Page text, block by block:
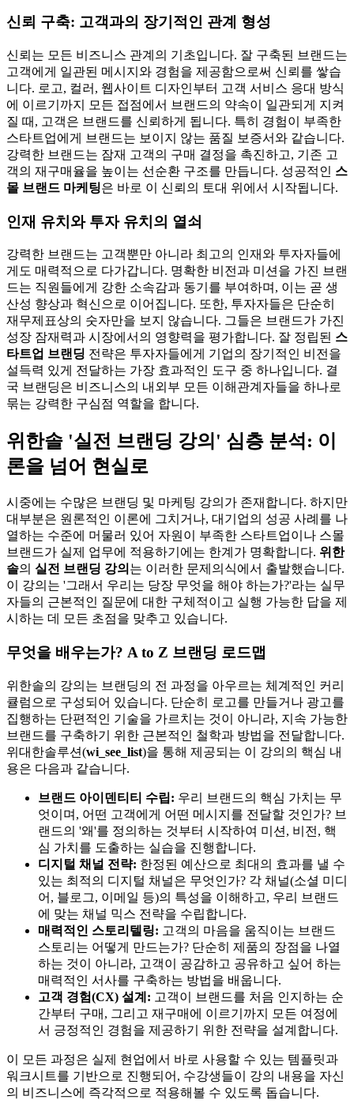
신뢰 구축: 고객과의 장기적인 관계 형성
신뢰는 모든 비즈니스 관계의 기초입니다. 잘 구축된 브랜드는
고객에게 일관된 메시지와 경험을 제공함으로써 신뢰를 쌓습
니다. 로고, 컬러, 웹사이트 디자인부터 고객 서비스 응대 방식
에 이르기까지 모든 접점에서 브랜드의 약속이 일관되게 지켜
질 때, 고객은 브랜드를 신뢰하게 됩니다. 특히 경험이 부족한
스타트업에게 브랜드는 보이지 않는 품질 보증서와 같습니다.
강력한 브랜드는 잠재 고객의 구매 결정을 촉진하고, 기존 고
객의 재구매율을 높이는 선순환 구조를 만듭니다. 성공적인 스
몰 브랜드 마케팅은 바로 이 신뢰의 토대 위에서 시작됩니다.
인재 유치와 투자 유치의 열쇠
강력한 브랜드는 고객뿐만 아니라 최고의 인재와 투자자들에
게도 매력적으로 다가갑니다. 명확한 비전과 미션을 가진 브랜
드는 직원들에게 강한 소속감과 동기를 부여하며, 이는 곧 생
산성 향상과 혁신으로 이어집니다. 또한, 투자자들은 단순히
재무제표상의 숫자만을 보지 않습니다. 그들은 브랜드가 가진
성장 잠재력과 시장에서의 영향력을 평가합니다. 잘 정립된 스
타트업 브랜딩 전략은 투자자들에게 기업의 장기적인 비전을
설득력 있게 전달하는 가장 효과적인 도구 중 하나입니다. 결
국 브랜딩은 비즈니스의 내외부 모든 이해관계자들을 하나로
묶는 강력한 구심점 역할을 합니다.
위한솔 '실전 브랜딩 강의' 심층 분석: 이
론을 넘어 현실로
시중에는 수많은 브랜딩 및 마케팅 강의가 존재합니다. 하지만
대부분은 원론적인 이론에 그치거나, 대기업의 성공 사례를 나
열하는 수준에 머물러 있어 자원이 부족한 스타트업이나 스몰
브랜드가 실제 업무에 적용하기에는 한계가 명확합니다. 위한
솔의 실전 브랜딩 강의 는 이러한 문제의식에서 출발했습니다.
이 강의는 '그래서 우리는 당장 무엇을 해야 하는가?'라는 실무
자들의 근본적인 질문에 대한 구체적이고 실행 가능한 답을 제
시하는 데 모든 초점을 맞추고 있습니다.
무엇을 배우는가? A to Z 브랜딩 로드맵
위한솔의 강의는 브랜딩의 전 과정을 아우르는 체계적인 커리
큘럼으로 구성되어 있습니다. 단순히 로고를 만들거나 광고를
집행하는 단편적인 기술을 가르치는 것이 아니라, 지속 가능한
브랜드를 구축하기 위한 근본적인 철학과 방법을 전달합니다.
위대한솔루션(wi_see_list)을 통해 제공되는 이 강의의 핵심 내
용은 다음과 같습니다.
브랜드 아이덴티티 수립: 우리 브랜드의 핵심 가치는 무
엇이며, 어떤 고객에게 어떤 메시지를 전달할 것인가? 브
랜드의 '왜'를 정의하는 것부터 시작하여 미션, 비전, 핵
심 가치를 도출하는 실습을 진행합니다.
디지털 채널 전략: 한정된 예산으로 최대의 효과를 낼 수
있는 최적의 디지털 채널은 무엇인가? 각 채널(소셜 미디
어, 블로그, 이메일 등)의 특성을 이해하고, 우리 브랜드
에 맞는 채널 믹스 전략을 수립합니다.
매력적인 스토리텔링: 고객의 마음을 움직이는 브랜드
스토리는 어떻게 만드는가? 단순히 제품의 장점을 나열
하는 것이 아니라, 고객이 공감하고 공유하고 싶어 하는
매력적인 서사를 구축하는 방법을 배웁니다.
고객 경험(CX) 설계: 고객이 브랜드를 처음 인지하는 순
간부터 구매, 그리고 재구매에 이르기까지 모든 여정에
서 긍정적인 경험을 제공하기 위한 전략을 설계합니다.
이 모든 과정은 실제 현업에서 바로 사용할 수 있는 템플릿과
워크시트를 기반으로 진행되어, 수강생들이 강의 내용을 자신
의 비즈니스에 즉각적으로 적용해볼 수 있도록 돕습니다.